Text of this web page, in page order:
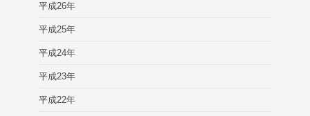
平成26年
平成25年
平成24年
平成23年
平成22年